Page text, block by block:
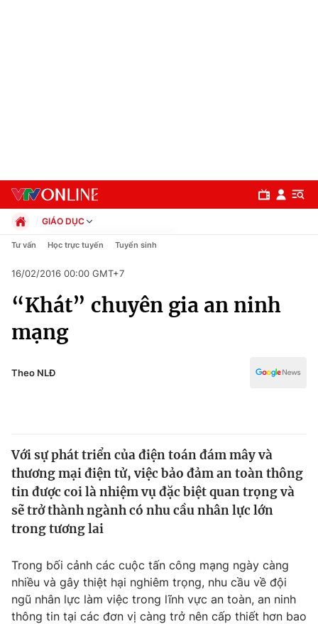
Chuyên mục
Y tế
Thế giới
Tin tức
Câu chuyện quốc tế
Kinh tế
Tài chính
Thị trường
Góc doanh nghiệp
Dữ liệu và đời sống
Truyền hình
GIÁO DỤC
Chính trị
Pháp luật
Kinh tế
Thể thao
Truyền hình
Y tế
Tư vấn Học trực tuyến Tuyển sinh
16/02/2016 00:00 GMT+7
“Khát” chuyên gia an ninh
mạng
Theo NLĐ
Với sự phát triển của điện toán đám mây và
thương mại điện tử, việc bảo đảm an toàn thông
tin được coi là nhiệm vụ đặc biệt quan trọng và
sẽ trở thành ngành có nhu cầu nhân lực lớn
trong tương lai
Trong bối cảnh các cuộc tấn công mạng ngày càng
nhiều và gây thiệt hại nghiêm trọng, nhu cầu về đội
ngũ nhân lực làm việc trong lĩnh vực an toàn, an ninh
thông tin tại các đơn vị càng trở nên cấp thiết hơn bao